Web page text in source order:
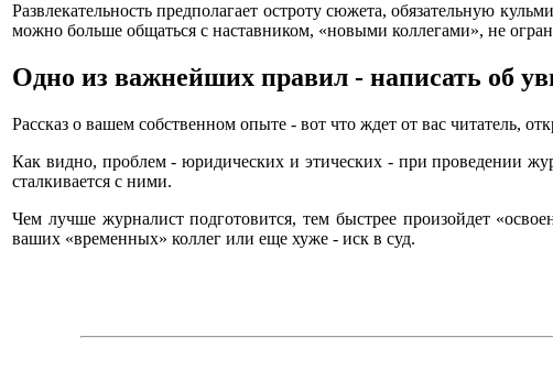
Развлекательность предполагает остроту сюжета, обязательную
можно больше общаться с наставником, «новыми коллегами», не
Одно из важнейших правил - написать об
Рассказ о вашем собственном опыте - вот что ждет от вас читатель,
Как видно, проблем - юридических и этических - при проведении
сталкивается с ними.
Чем лучше журналист подготовится, тем быстрее произойдет
ваших «временных» коллег или еще хуже - иск в суд.